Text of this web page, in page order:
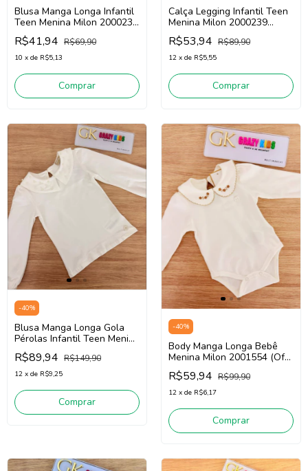
Blusa Manga Longa Infantil
Teen Menina Milon 2000238
(Branco)
R$41,94 R$69,90
10 x de R$5,13
Comprar
Calça Legging Infantil Teen
Menina Milon 2000239
(Preto)
R$53,94 R$89,90
12 x de R$5,55
Comprar
-40%
Blusa Manga Longa Gola
Pérolas Infantil Teen Menina
Milon 2001559 (Off White)
R$89,94 R$149,90
12 x de R$9,25
Comprar
-40%
Body Manga Longa Bebê
Menina Milon 2001554 (Off
White)
R$59,94 R$99,90
12 x de R$6,17
Comprar